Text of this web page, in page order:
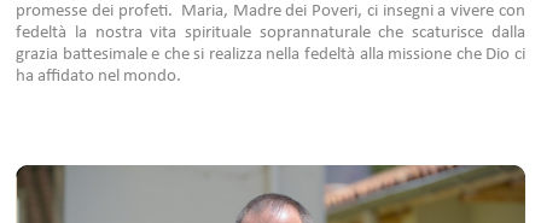
promesse dei profeti. Maria, Madre dei Poveri, ci insegni a vivere con
fedeltà la nostra vita spirituale soprannaturale che scaturisce dalla
grazia battesimale e che si realizza nella fedeltà alla missione che Dio ci
ha affidato nel mondo.